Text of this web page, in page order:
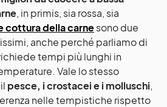
, in primis, sia rossa, sia
cottura della carnesono due
anche perché parliamo di
tempi più lunghi in
Vale lo stesso
pesce, i crostacei e i molluschi,
nelle tempistiche rispetto